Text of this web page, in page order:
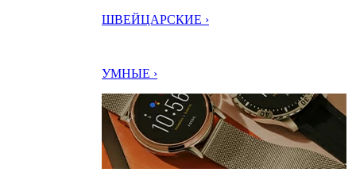
ШВЕЙЦАРСКИЕ ›
УМНЫЕ ›